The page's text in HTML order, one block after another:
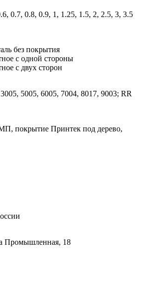
0.7, 0.8, 0.9, 1, 1.25, 1.5, 2, 2.5, 3, 3.5
без покрытия
с одной стороны
с двух сторон
5005, 6005, 7004, 8017, 9003; RR
покрытие Принтек под дерево,
Промышленная, 18